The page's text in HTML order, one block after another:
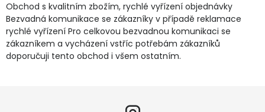
Obchod s kvalitním zbožím, rychlé vyřízení objednávky
Bezvadná komunikace se zákazníky v případě reklamace
rychlé vyřízení Pro celkovou bezvadnou komunikaci se
zákazníkem a vycházení vstříc potřebám zákazníků
doporučuji tento obchod i všem ostatním.